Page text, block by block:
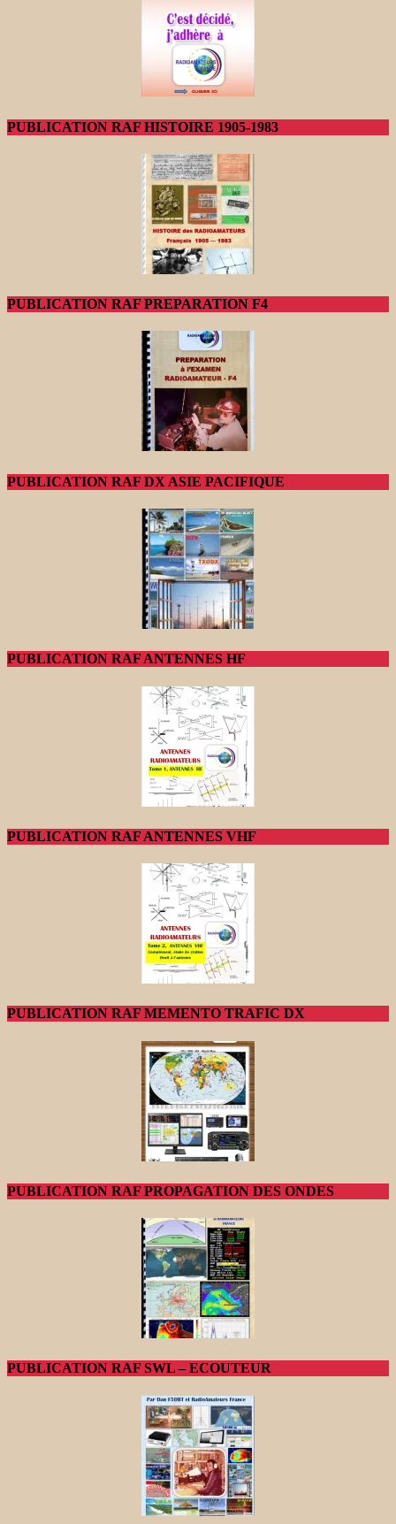
PUBLICATION RAF HISTOIRE 1905-1983
PUBLICATION RAF PREPARATION F4
PUBLICATION RAF DX ASIE PACIFIQUE
PUBLICATION RAF ANTENNES HF
PUBLICATION RAF ANTENNES VHF
PUBLICATION RAF MEMENTO TRAFIC DX
PUBLICATION RAF PROPAGATION DES ONDES
PUBLICATION RAF SWL – ECOUTEUR